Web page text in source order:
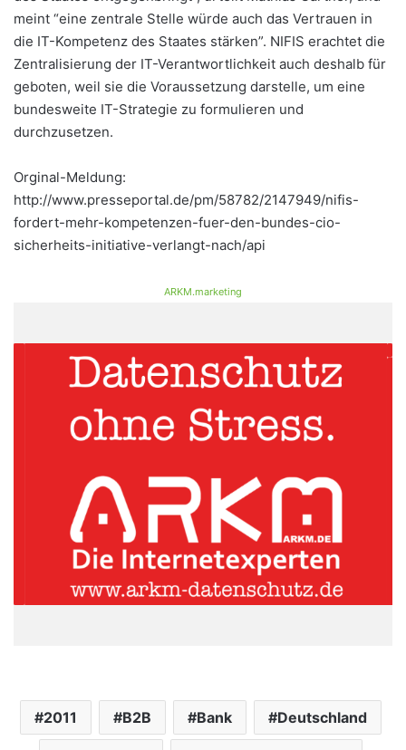
meint “eine zentrale Stelle würde auch das Vertrauen in
die IT-Kompetenz des Staates stärken”. NIFIS erachtet die
Zentralisierung der IT-Verantwortlichkeit auch deshalb für
geboten, weil sie die Voraussetzung darstelle, um eine
bundesweite IT-Strategie zu formulieren und
durchzusetzen.
Orginal-Meldung:
http://www.presseportal.de/pm/58782/2147949/nifis-
fordert-mehr-kompetenzen-fuer-den-bundes-cio-
sicherheits-initiative-verlangt-nach/api
ARKM.marketing
2011 B2B Bank Deutschland